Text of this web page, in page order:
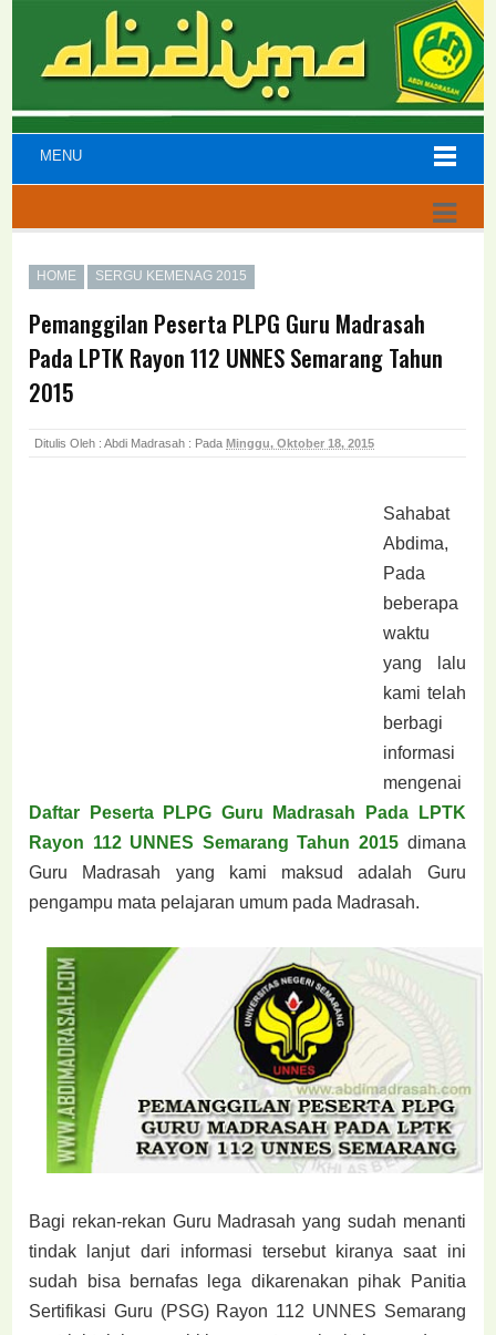
MENU
HOME SERGU KEMENAG 2015
Pemanggilan Peserta PLPG Guru Madrasah
Pada LPTK Rayon 112 UNNES Semarang Tahun
2015
Ditulis Oleh : Abdi Madrasah : PadaMinggu, Oktober 18, 2015
Sahabat
Abdima,
Pada
beberapa
waktu
yang lalu
kami telah
berbagi
informasi
mengenai
Daftar Peserta PLPG Guru
Madrasah Pada LPTK
Rayon 112 UNNES Semarang Tahun 2015dimana
Guru Madrasah yang kami maksud adalah Guru
pengampu mata pelajaran umum pada Madrasah.
Bagi rekan-rekan Guru Madrasah yang sudah menanti
tindak lanjut dari informasi tersebut kiranya saat ini
sudah bisa bernafas lega dikarenakan pihak Panitia
Sertifikasi Guru (PSG) Rayon 112 UNNES Semarang